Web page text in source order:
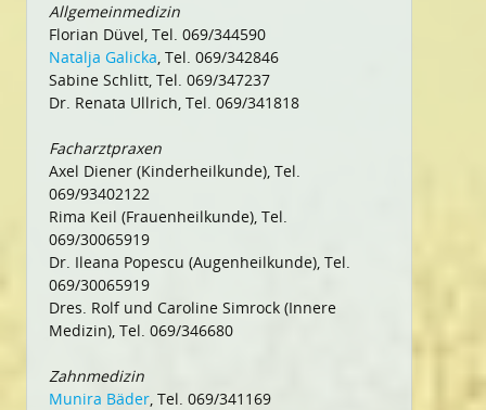
Allgemeinmedizin
Florian Düvel, Tel. 069/344590
Natalja Galicka, Tel. 069/342846
Sabine Schlitt, Tel. 069/347237
Dr. Renata Ullrich, Tel. 069/341818
Facharztpraxen
Axel Diener (Kinderheilkunde), Tel.
069/93402122
Rima Keil (Frauenheilkunde), Tel.
069/30065919
Dr. Ileana Popescu (Augenheilkunde), Tel.
069/30065919
Dres. Rolf und Caroline Simrock (Innere
Medizin), Tel. 069/346680
Zahnmedizin
Munira Bäder, Tel. 069/341169